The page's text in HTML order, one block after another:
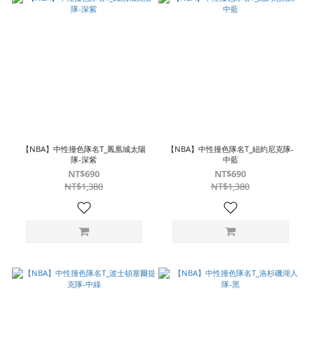
【NBA】中性撞色隊名T_鳳凰城太陽
隊-深紫
NT$690
NT$1,380
【NBA】中性撞色隊名T_紐約尼克隊-
中藍
NT$690
NT$1,380